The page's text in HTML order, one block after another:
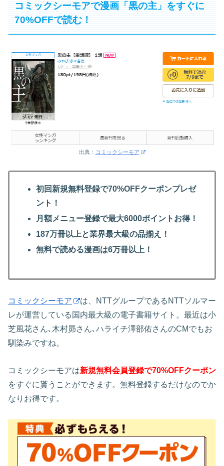
コミックシーモアで漫画「黒の主」をすぐに
70%OFFで読む！
出典： コミックシーモア
初回新規無料登録で70%OFFクーポンプレゼ
ント！
月額メニュー登録で最大6000ポイントお得！
187万冊以上と業界最大級の品揃え！
無料で読める漫画は6万冊以上！
コミックシーモア
は、NTTグループであるNTTソルマー
レが運営している国内最大級の電子書籍サイト。最近は小
芝風花さん､木村昴さん､ハライチ澤部佑さんのCMでもお
馴染みですね。
コミックシーモアは新規無料会員登録で70%OFFクーポン
をすぐに貰うことができます。無料登録するだけなのでか
なりお得です。